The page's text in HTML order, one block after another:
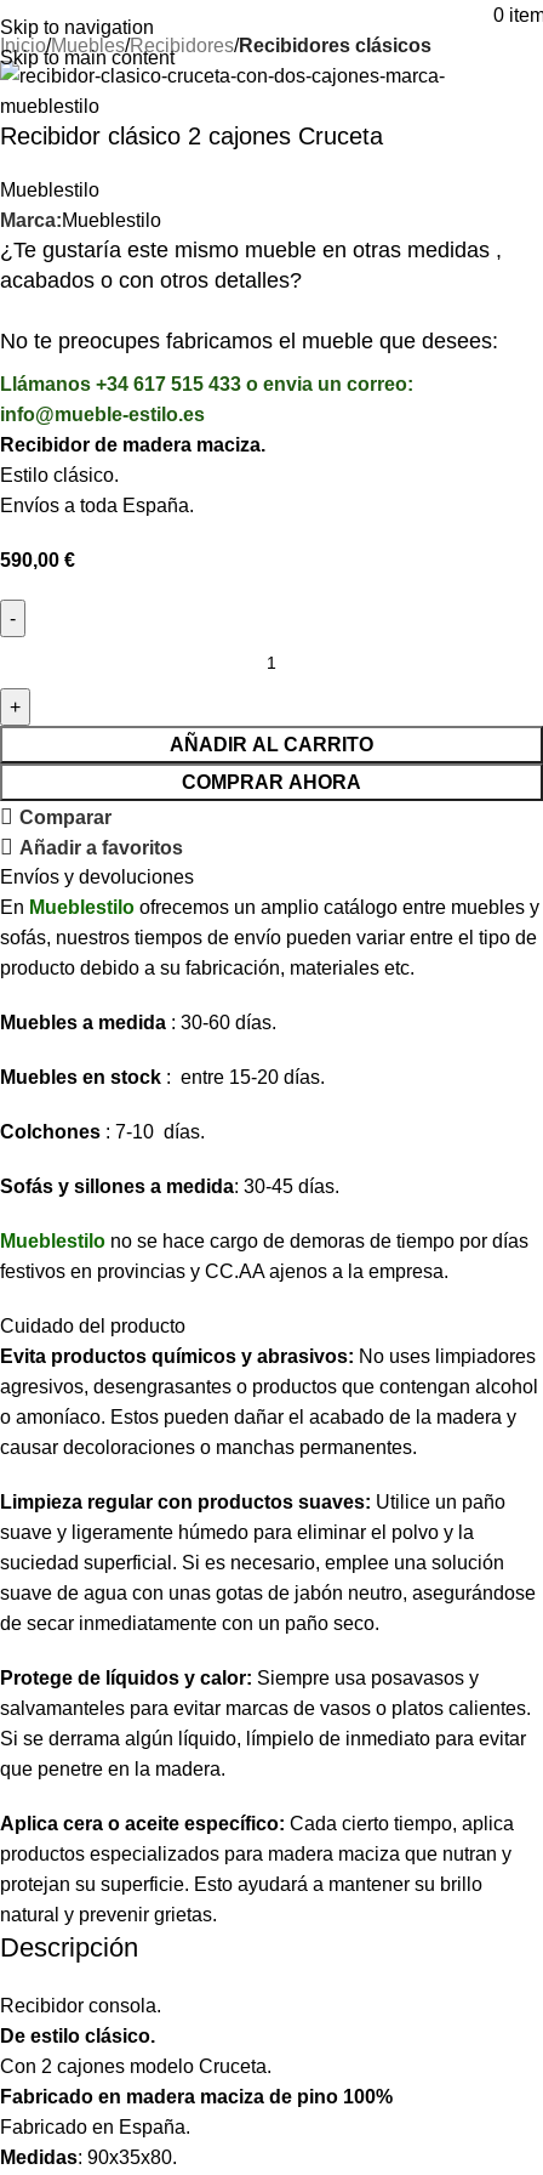
Skip to navigation
Skip to main content
⚡REALIZAMOS ENVÍOS A TODA ESPAÑA⚡ 0
Inicio Muebles Recibidores Recibidores clásicos
Recibidor clásico 2 cajones Cruceta
Mueblestilo
Marca:Mueblestilo
¿Te gustaría este mismo mueble en otras medidas ,
acabados o con otros detalles?
No te preocupes fabricamos el mueble que desees:
Llámanos +34 617 515 433 o envia un correo:
info@mueble-estilo.es
Recibidor de madera maciza.
Estilo clásico.
Envíos a toda España.
590,00 €
AÑADIR AL CARRITO
COMPRAR AHORA
Comparar
Añadir a favoritos
Envíos y devoluciones
En Mueblestilo ofrecemos un amplio catálogo entre muebles y
sofás, nuestros tiempos de envío pueden variar entre el tipo de
producto debido a su fabricación, materiales etc.
Muebles a medida : 30-60 días.
Muebles en stock : entre 15-20 días.
Colchones : 7-10 días.
Sofás y sillones a medida: 30-45 días.
Mueblestilo no se hace cargo de demoras de tiempo por días
festivos en provincias y CC.AA ajenos a la empresa.
Cuidado del producto
Evita productos químicos y abrasivos: No uses limpiadores
agresivos, desengrasantes o productos que contengan alcohol
o amoníaco. Estos pueden dañar el acabado de la madera y
causar decoloraciones o manchas permanentes.
Limpieza regular con productos suaves: Utilice un paño
suave y ligeramente húmedo para eliminar el polvo y la
suciedad superficial. Si es necesario, emplee una solución
suave de agua con unas gotas de jabón neutro, asegurándose
de secar inmediatamente con un paño seco.
Protege de líquidos y calor: Siempre usa posavasos y
salvamanteles para evitar marcas de vasos o platos calientes.
Si se derrama algún líquido, límpielo de inmediato para evitar
que penetre en la madera.
Aplica cera o aceite específico: Cada cierto tiempo, aplica
productos especializados para madera maciza que nutran y
protejan su superficie. Esto ayudará a mantener su brillo
natural y prevenir grietas.
Descripción
Recibidor consola.
De estilo clásico.
Con 2 cajones modelo Cruceta.
Fabricado en madera maciza de pino 100%
Fabricado en España.
Medidas: 90x35x80.